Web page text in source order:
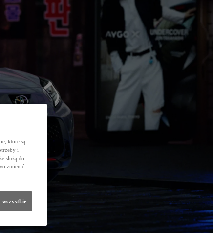
które są
i
służą do
zmienić
wszystkie